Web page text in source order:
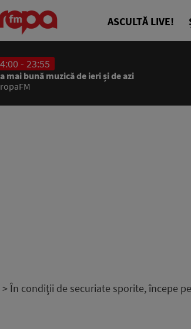
ASCULTĂ LIVE!
- 23:55
mai bună muzică de ieri și de azi
> În condiţii de securiate sporite, începe